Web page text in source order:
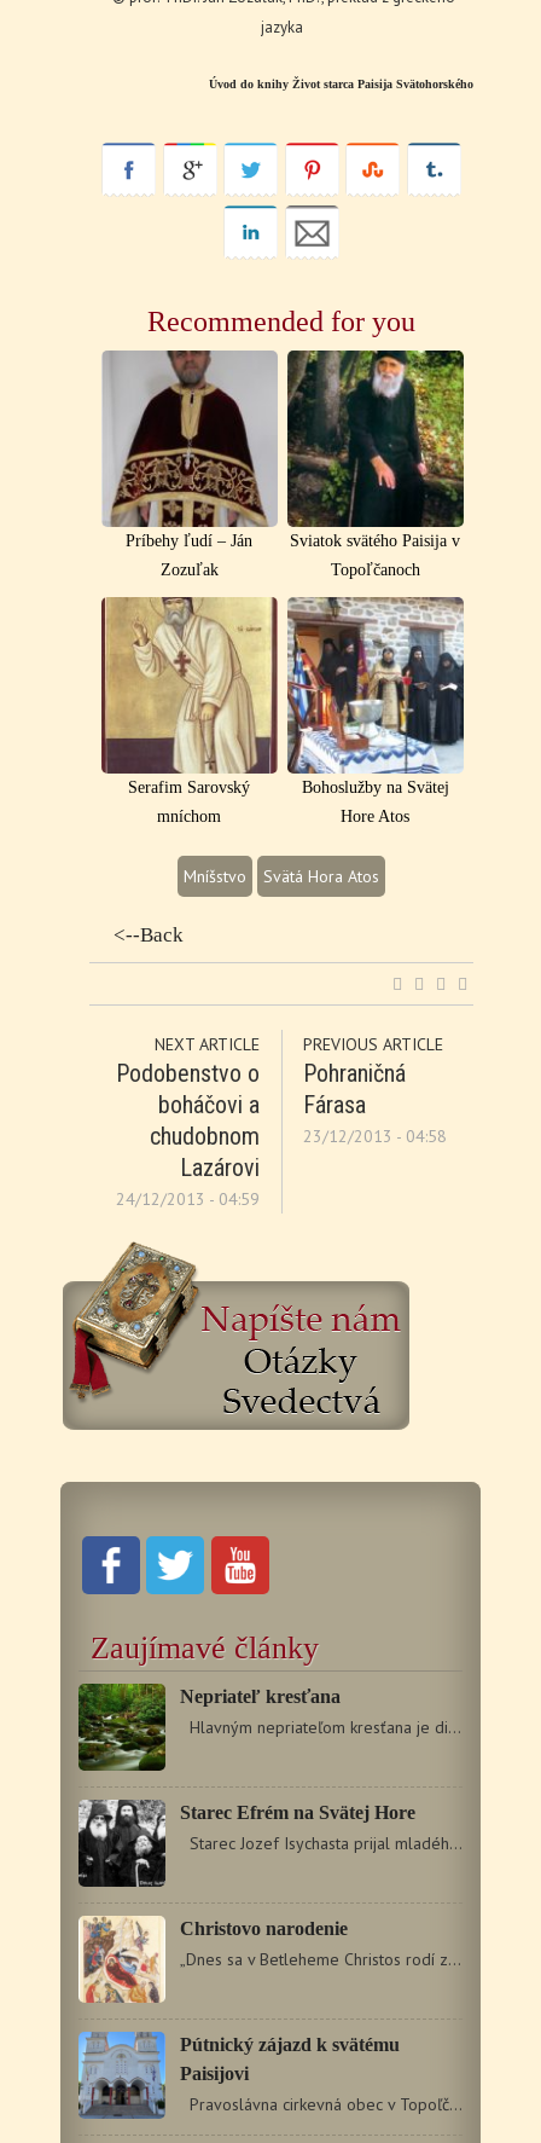
jazyka
Úvod do knihy Život starca Paisija Svätohorského
Recommended for you
Príbehy ľudí – Ján
Zozuľak
Sviatok svätého Paisija v
Topoľčanoch
Serafim Sarovský
mníchom
Bohoslužby na Svätej
Hore Atos
Mníšstvo Svätá Hora Atos
<--Back
NEXT ARTICLE
Podobenstvo o
boháčovi a
chudobnom
Lazárovi
24/12/2013 - 04:59
PREVIOUS ARTICLE
Pohraničná
Fárasa
23/12/2013 - 04:58
Zaujímavé články
Nepriateľ kresťana
Hlavným nepriateľom kresťana je diabol, ktorý podnecuje…
Starec Efrém na Svätej Hore
Starec Jozef Isychasta prijal mladého Jána do svojho…
Christovo narodenie
„Dnes sa v Betleheme Christos rodí z Panny, dnes sa začína…
Pútnický zájazd k svätému
Paisijovi
Pravoslávna cirkevná obec v Topoľčanoch v dňoch 13.…